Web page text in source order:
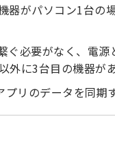
器がパソコン1台の
ぐ必要がなく、電
外に3台目の機器が
リのデータを同期